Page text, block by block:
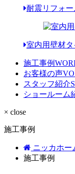
耐震リフォー
室内用壁材タ
施工事例
お客様の声
スタッフ紹介
ショールーム
× close
施工事例
ニッカホー
施工事例